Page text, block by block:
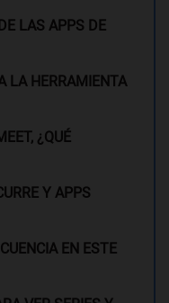
LAS APPS DE
LA HERRAMIENTA
¿QUÉ
Y APPS
EN ESTE